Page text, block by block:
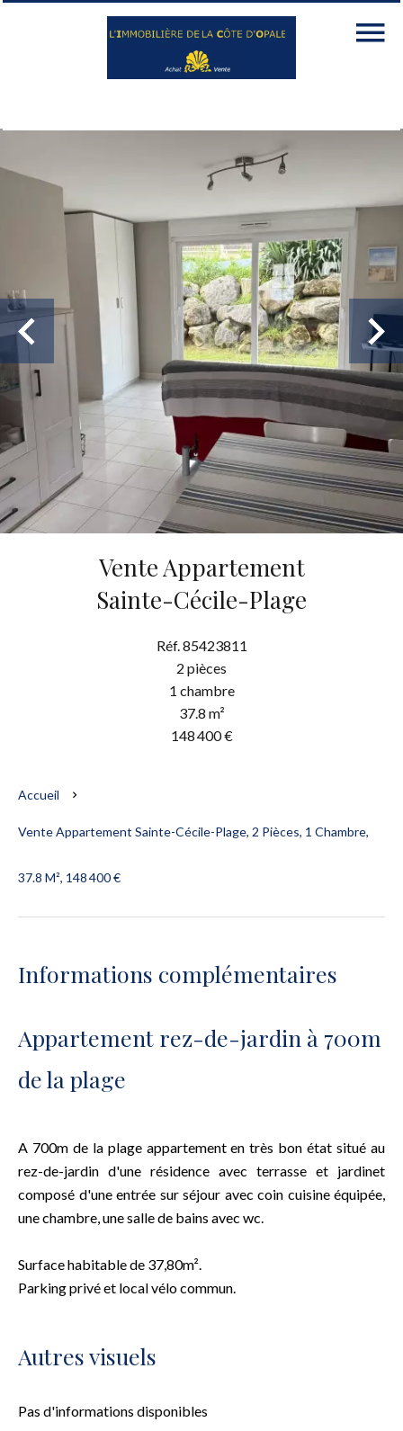
Vente Appartement
Sainte-Cécile-Plage
Réf. 85423811
2 pièces
1 chambre
37.8 m²
148 400 €
Accueil
Vente Appartement Sainte-Cécile-Plage, 2 Pièces, 1 Chambre,
37.8 M², 148 400 €
Informations complémentaires
Appartement rez-de-jardin à 700m
de la plage
A 700m de la plage appartement en très bon état situé au
rez-de-jardin d'une résidence avec terrasse et jardinet
composé d'une entrée sur séjour avec coin cuisine équipée,
une chambre, une salle de bains avec wc.
Surface habitable de 37,80m².
Parking privé et local vélo commun.
Autres visuels
Pas d'informations disponibles